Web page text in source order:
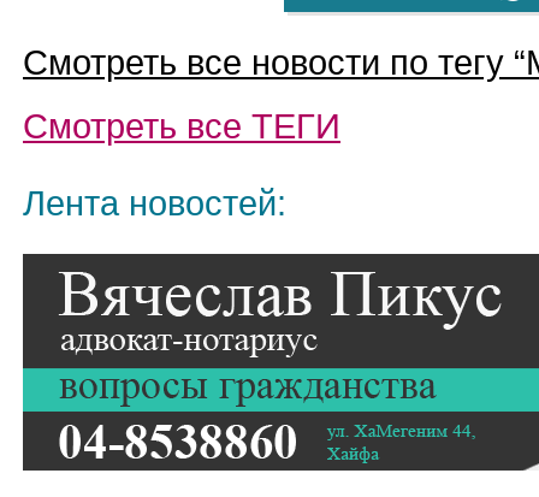
Смотреть все новости по тегу “
Смотреть все ТЕГИ
Лента новостей: